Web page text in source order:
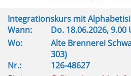
Integrationskurs mit
Wann:
Do. 18.06.2026, 9.00
Wo:
Alte Brennerei
303)
Nr.:
126-48627